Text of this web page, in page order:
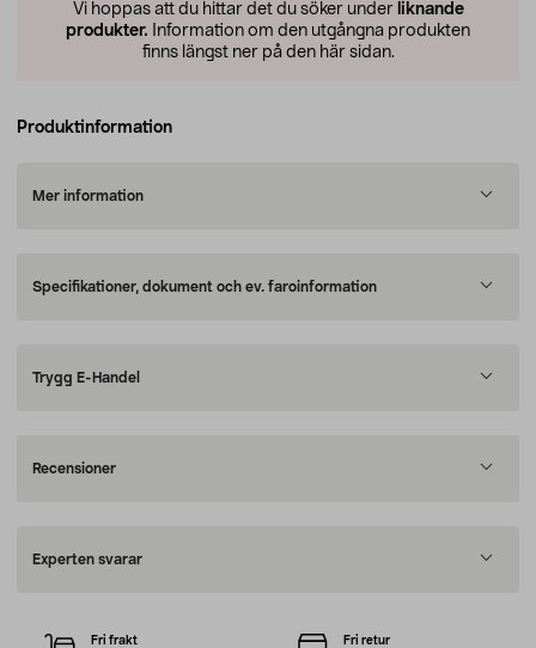
Vi hoppas att du hittar det du söker under liknande
produkter. Information om den utgångna produkten
finns längst ner på den här sidan.
Produktinformation
Mer information
Specifikationer, dokument och ev. faroinformation
Trygg E-Handel
Recensioner
Experten svarar
Fri frakt Fri retur